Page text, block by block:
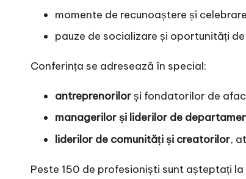
momente de recunoaștere și
pauze de socializare și oportunități
Conferința se adresează în special:
antreprenorilorși fondatorilor de
managerilor și liderilor de
liderilor de comunități și creatorilor,
Peste 150 de profesioniști sunt așteptați